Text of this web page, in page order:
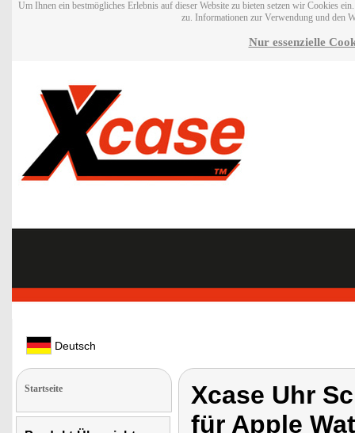
Um Ihnen ein bestmögliches Erlebnis auf dieser Website zu bieten setzen wir Cookies
zu. Informationen zur Verwendung und den
Nur essenzielle
Deutsch
Startseite
Xcase Uhr
für Apple